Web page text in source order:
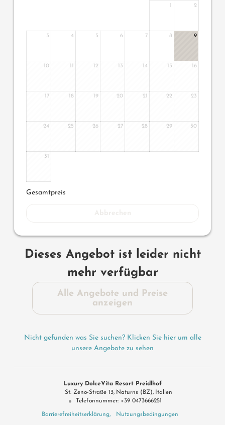
2
3 4 5 6 7 8 9
10 12 13 14 15 16
17 18 19 20 21 22 23
24 25 26 27 28 29 30
31
Gesamtpreis
Dieses Angebot ist leider nicht
mehr verfügbar
Alle Angebote und Preise
anzeigen
Nicht gefunden was Sie suchen? Klicken Sie hier um alle
unsere Angebote zu sehen
Luxury DolceVita Resort Preidlhof
St. Zeno-Straße 13 Naturns (BZ)
Italien
Telefonnummer: +39 0473666251
Barrierefreiheitserklärung Nutzungsbedingungen